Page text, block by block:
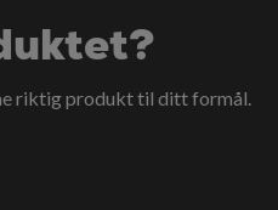
riktig produkt til ditt formål.